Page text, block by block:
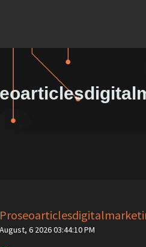
August, 6 2026 03:44:10 PM